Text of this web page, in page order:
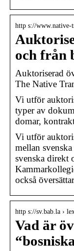
http s://www.native-
och från
Auktoriserad
The Native
Vi utför
typer av
domar,
Vi utför
mellan
svenska direkt
också
http s://sv.bab.la ›
Vad är